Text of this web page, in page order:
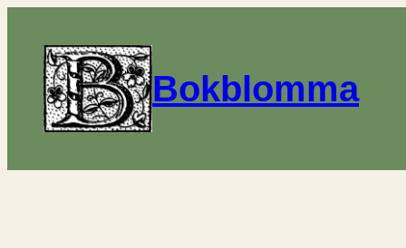
Bokblomma